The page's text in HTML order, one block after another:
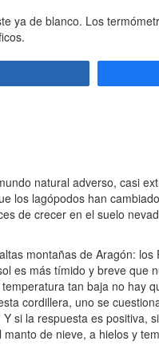
ya de blanco. Los
natural adverso, casi
los lagópodos han
de crecer en el suelo
montañas de Aragón: los
es más tímido y breve que
tan baja no hay
cordillera, uno se
si la respuesta es positiva,
de nieve, a hielos y